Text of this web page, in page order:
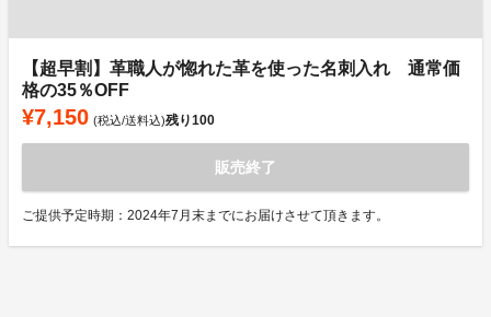
【超早割】革職人が惚れた革を使った名刺入れ 通常価
格の35％OFF
¥7,150 (税込/送料込)残り100
販売終了
ご提供予定時期：2024年7月末までにお届けさせて頂きます。